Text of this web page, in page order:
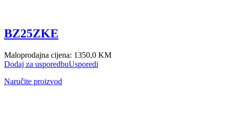
BZ25ZKE
Maloprodajna cijena: 1350,0 KM
Dodaj za usporedbuUsporedi
Naručite proizvod